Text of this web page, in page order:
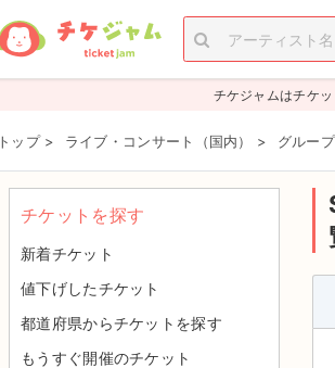
チケジャムはチケ
トップ > ライブ・コンサート（国内） > グルー
チケットを探す
新着チケット
値下げしたチケット
都道府県からチケットを探す
もうすぐ開催のチケット